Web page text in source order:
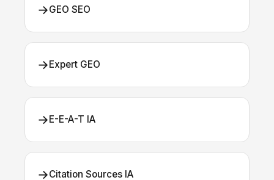
→GEO SEO
→Expert GEO
→E-E-A-T IA
→Citation Sources IA